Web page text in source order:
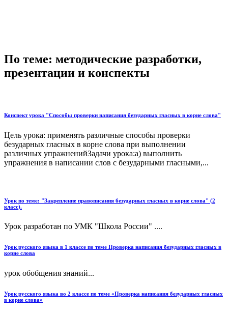
По теме: методические разработки,
презентации и конспекты
Конспект урока "Способы проверки написания безударных гласных в корне слова"
Цель урока: применять различные способы проверки
безударных гласных в корне слова при выполнении
различных упражненийЗадачи урока:а) выполнить
упражнения в написании слов с безударными гласными,...
Урок по теме: "Закрепление правописания безударных гласных в корне слова" (2
класс).
Урок разработан по УМК "Школа России" ....
Урок русского языка в 1 классе по теме Проверка написания безударных гласных в
корне слова
урок обобщения знаний...
Урок русского языка во 2 классе по теме «Проверка написания безударных гласных
в корне слова»